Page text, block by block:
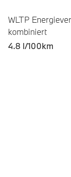
WLTP
kombiniert
4.8 l/100km